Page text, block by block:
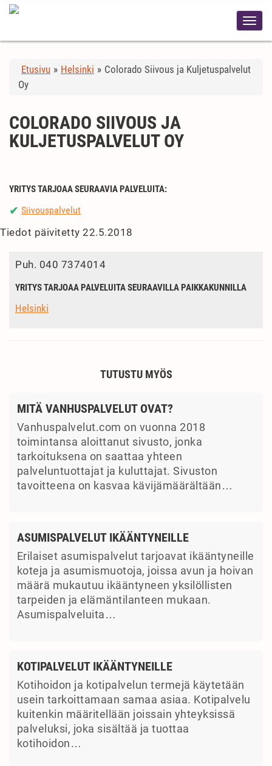
Etusivu » Helsinki » Colorado Siivous ja Kuljetuspalvelut
Oy
COLORADO SIIVOUS JA
KULJETUSPALVELUT OY
YRITYS TARJOAA SEURAAVIA PALVELUITA:
✔ Siivouspalvelut
Tiedot päivitetty 22.5.2018
Puh. 040 7374014
YRITYS TARJOAA PALVELUITA SEURAAVILLA PAIKKAKUNNILLA
Helsinki
TUTUSTU MYÖS
MITÄ VANHUSPALVELUT OVAT?
Vanhuspalvelut.com on vuonna 2018
toimintansa aloittanut sivusto, jonka
tarkoituksena on saattaa yhteen
palveluntuottajat ja kuluttajat. Sivuston
tavoitteena on kasvaa kävijämäärältään…
ASUMISPALVELUT IKÄÄNTYNEILLE
Erilaiset asumispalvelut tarjoavat ikääntyneille
koteja ja asumismuotoja, joissa avun ja hoivan
määrä mukautuu ikääntyneen yksilöllisten
tarpeiden ja elämäntilanteen mukaan.
Asumispalveluita…
KOTIPALVELUT IKÄÄNTYNEILLE
Kotihoidon ja kotipalvelun termejä käytetään
usein tarkoittamaan samaa asiaa. Kotipalvelu
kuitenkin määritellään joissain yhteyksissä
palveluksi, joka sisältää ja tuottaa
kotihoidon…